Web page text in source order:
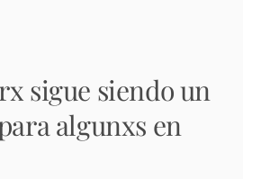
sigue siendo un
algunxs en